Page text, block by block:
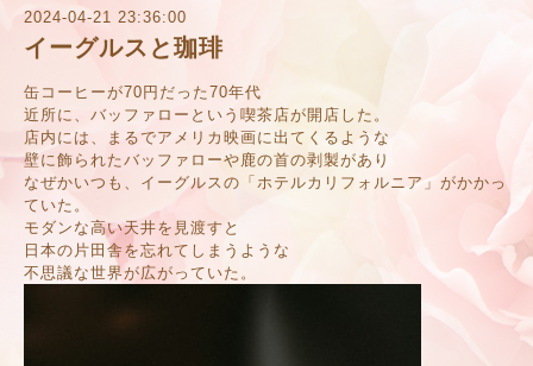
2024-04-21 23:36:00
イーグルスと珈琲
缶コーヒーが70円だった70年代
近所に、バッファローという喫茶店が開店した。
店内には、まるでアメリカ映画に出てくるような
壁に飾られたバッファローや鹿の首の剥製があり
なぜかいつも、イーグルスの「ホテルカリフォルニア」がかかっ
ていた。
モダンな高い天井を見渡すと
日本の片田舎を忘れてしまうような
不思議な世界が広がっていた。